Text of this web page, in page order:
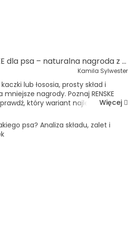
Płaty mięsne RENSKE dla psa – naturalna nagroda z 97% kaczki lub łososia
Kamila Sylwester
lub łososia, prosty skład i
nagrody. Poznaj RENSKE
który wariant najlepiej pasuje
Więcej